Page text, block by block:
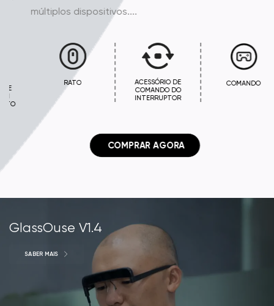
múltiplos dispositivos....
ACESSÓRIO DE
COMANDO DO
INTERRUPTOR
COMANDO
COMPRAR AGORA
GlassOuse V1.4
SABER MAIS